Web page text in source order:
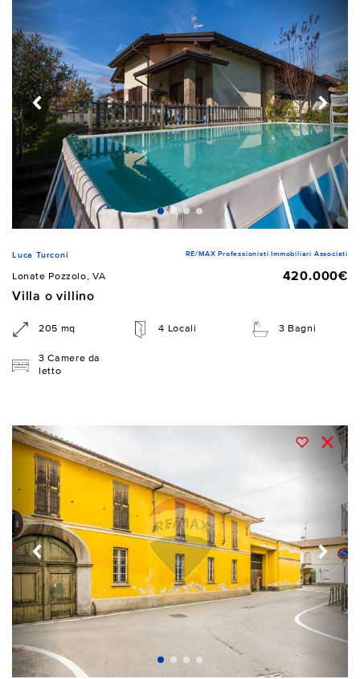
Luca Turconi RE/MAX Professionisti Immobiliari Associati
Lonate Pozzolo, VA
420.000€
Villa o villino
205 mq 4 Locali 3 Bagni
3 Camere da
letto